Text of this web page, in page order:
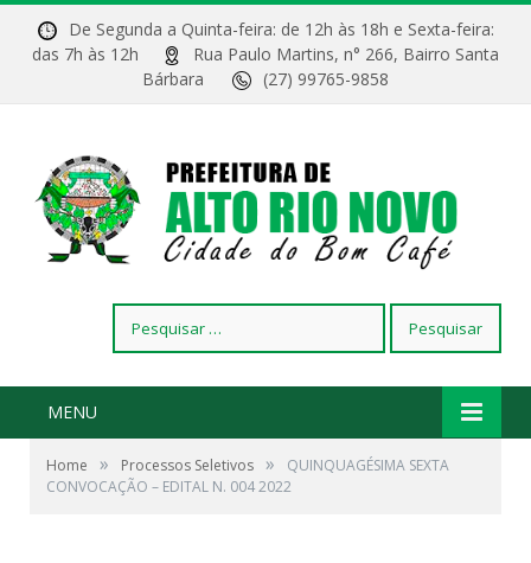
De Segunda a Quinta-feira: de 12h às 18h e Sexta-feira:
das 7h às 12h
Rua Paulo Martins, n° 266, Bairro Santa
Bárbara
(27) 99765-9858
por:
MENU
Home » Processos Seletivos »
QUINQUAGÉSIMA SEXTA
CONVOCAÇÃO – EDITAL N. 004 2022